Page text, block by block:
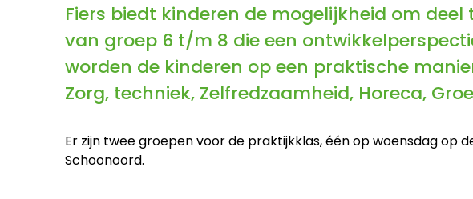
Fiers biedt kinderen de mogelijkheid om deel
van groep 6 t/m 8 die een
worden de kinderen op een praktische
Zorg, techniek, Zelfredzaamheid, Horeca,
Er zijn twee groepen voor de praktijkklas, één op woensdag op
Schoonoord.